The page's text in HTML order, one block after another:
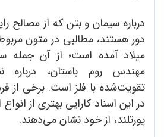
درباره سیمان و بتن که از مصالح
میلاد آمده است؛ از آن جمله
مهندس روم باستان، درباره
تقویت‌شده با فلز است. برخی از
در این اسناد کارایی بهتری از
پورتلند، از خود نشان می‌دهند.